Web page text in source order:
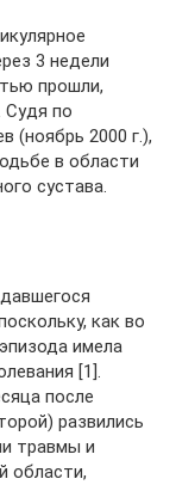
3 недели
прошли,
Судя по
(ноябрь 2000 г.),
в области
сустава.
как во
имела
[1].
после
развились
травмы и
области,